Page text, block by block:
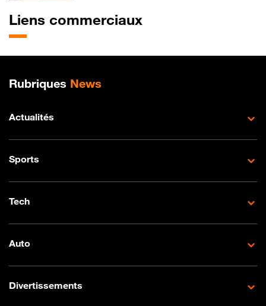
Liens commerciaux
Plan de site
Rubriques News
Actualités
Sports
Tech
Auto
Divertissements